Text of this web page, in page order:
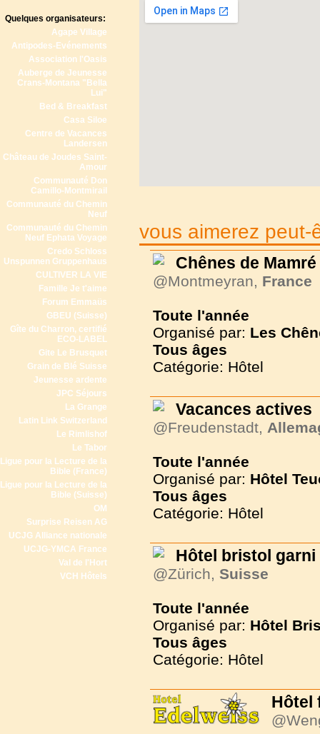
Quelques organisateurs:
Agape Village
Antipodes-Evénements
Association l'Oasis
Auberge de Jeunesse
Crans-Montana "Bella
Lui"
Bed & Breakfast
Casa Siloe
Centre de Vacances
Landersen
Château de Joudes Saint-
Amour
Communauté Don
Camillo-Montmirail
Communauté du Chemin
Neuf
Communauté du Chemin
Neuf Ephata Voyage
Credo Schloss
Unspunnen Gruppenhaus
CULTIVER LA VIE
Famille Je t'aime
Forum Emmaüs
GBEU (Suisse)
Gîte du Charron, certifié
ECO-LABEL
Gite Le Brusquet
Grain de Blé Suisse
Jeunesse ardente
JPC Séjours
La Grange
Latin Link Switzerland
Le Rimlishof
Le Tabor
Ligue pour la Lecture de la
Bible (France)
Ligue pour la Lecture de la
Bible (Suisse)
OM
Surprise Reisen AG
UCJG Alliance nationale
UCJG-YMCA France
Val de l'Hort
VCH Hôtels
vous aimerez peut-
Chênes de Mamré
@Montmeyran, France
Toute l'année
Organisé par: Les
Tous âges
Catégorie: Hôtel
Vacances actives
@Freudenstadt,
Toute l'année
Organisé par: Hôtel
Tous âges
Catégorie: Hôtel
Hôtel bristol garni
@Zürich, Suisse
Toute l'année
Organisé par: Hôtel
Tous âges
Catégorie: Hôtel
Hôtel